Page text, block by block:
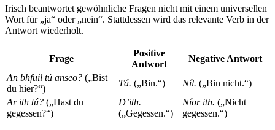
Irisch beantwortet gewöhnliche Fragen nicht mit einem universellen
Wort für „ja“ oder „nein“. Stattdessen wird das relevante Verb in der
Antwort wiederholt.
Frage
Positive
Antwort
Negative Antwort
An bhfuil tú anseo? („Bist
du hier?“)
Tá. („Bin.“) Níl. („Bin nicht.“)
Ar ith tú? („Hast du
gegessen?“)
D’ith.
(„Gegessen.“)
Níor ith. („Nicht
gegessen.“)